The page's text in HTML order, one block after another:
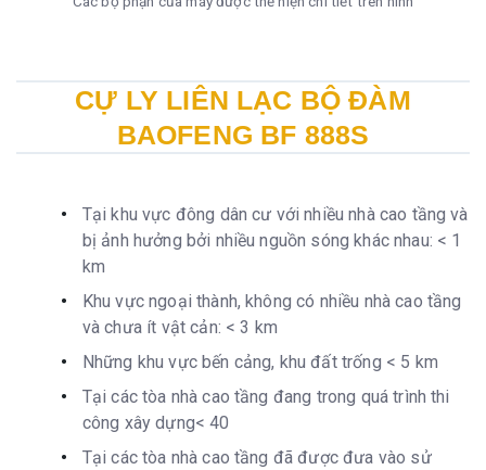
CỰ LY LIÊN LẠC BỘ ĐÀM
BAOFENG BF 888S
Tại khu vực đông dân cư với nhiều nhà cao tầng và
bị ảnh hưởng bởi nhiều nguồn sóng khác nhau: < 1
km
Khu vực ngoại thành, không có nhiều nhà cao tầng
và chưa ít vật cản: < 3 km
Những khu vực bến cảng, khu đất trống < 5 km
Tại các tòa nhà cao tầng đang trong quá trình thi
công xây dựng< 40
Tại các tòa nhà cao tầng đã được đưa vào sử